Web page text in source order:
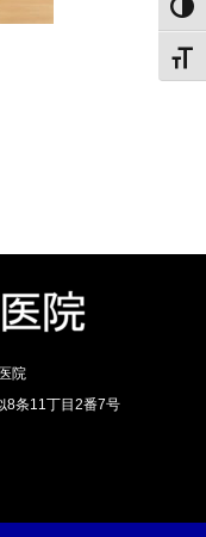
白黒
文字
院
条11丁目2番7号